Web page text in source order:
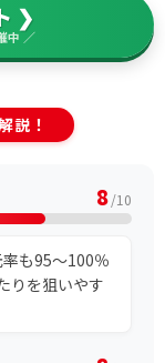
❯
中 ／
説！
8/10
も95～100％
りを狙いやす